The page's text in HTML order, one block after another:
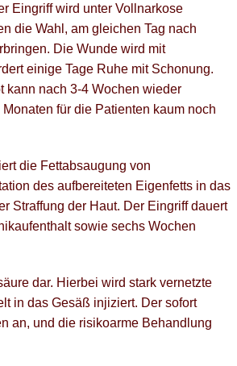
Eingriff wird unter Vollnarkose
die Wahl, am gleichen Tag nach
Die Wunde wird mit
einige Tage Ruhe mit Schonung.
kann nach 3-4 Wochen wieder
für die Patienten kaum noch
die Fettabsaugung von
des aufbereiteten Eigenfetts in das
Straffung der Haut. Der Eingriff dauert
sowie sechs Wochen
dar. Hierbei wird stark vernetzte
in das Gesäß injiziert. Der sofort
an, und die risikoarme Behandlung